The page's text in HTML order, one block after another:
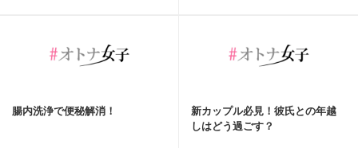
腸内洗浄で便秘解消！
新カップル必見！彼氏との年越
しはどう過ごす？